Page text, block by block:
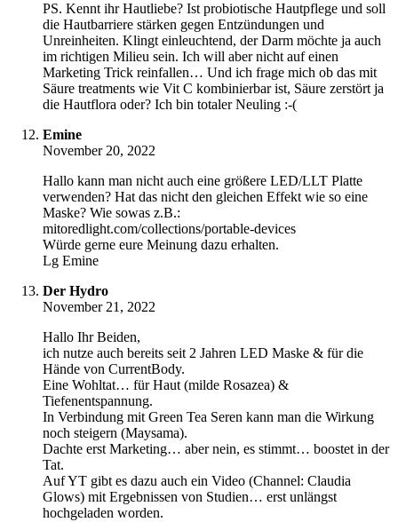
PS. Kennt ihr Hautliebe? Ist probiotische Hautpflege und soll
die Hautbarriere stärken gegen Entzündungen und
Unreinheiten. Klingt einleuchtend, der Darm möchte ja auch
im richtigen Milieu sein. Ich will aber nicht auf einen
Marketing Trick reinfallen… Und ich frage mich ob das mit
Säure treatments wie Vit C kombinierbar ist, Säure zerstört ja
die Hautflora oder? Ich bin totaler Neuling :-(
Emine
November 20, 2022
Hallo kann man nicht auch eine größere LED/LLT Platte
verwenden? Hat das nicht den gleichen Effekt wie so eine
Maske? Wie sowas z.B.:
mitoredlight.com/collections/portable-devices
Würde gerne eure Meinung dazu erhalten.
Lg Emine
Der Hydro
November 21, 2022
Hallo Ihr Beiden,
ich nutze auch bereits seit 2 Jahren LED Maske & für die
Hände von CurrentBody.
Eine Wohltat… für Haut (milde Rosazea) &
Tiefenentspannung.
In Verbindung mit Green Tea Seren kann man die Wirkung
noch steigern (Maysama).
Dachte erst Marketing… aber nein, es stimmt… boostet in der
Tat.
Auf YT gibt es dazu auch ein Video (Channel: Claudia
Glows) mit Ergebnissen von Studien… erst unlängst
hochgeladen worden.